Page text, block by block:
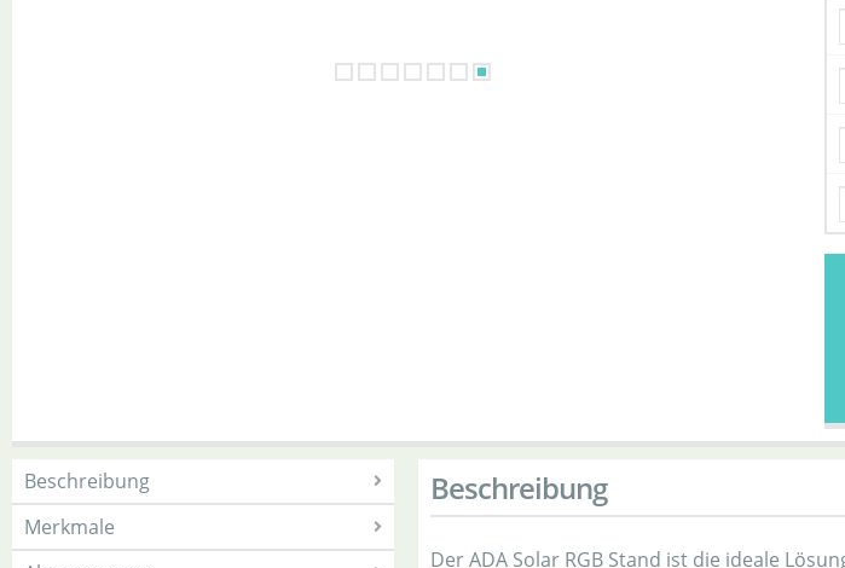
Beschreibung
Merkmale
Beschreibung
Der ADA Solar RGB Stand ist die ideale